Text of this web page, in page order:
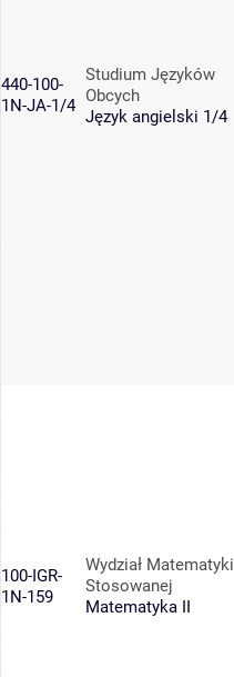
440-100-
1N-JA-1/4
Studium Języków
Obcych
Język angielski 1/4
100-IGR-
1N-159
Wydział Matematyki
Stosowanej
Matematyka II